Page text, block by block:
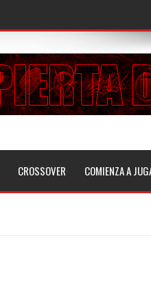
CROSSOVER COMIENZA A